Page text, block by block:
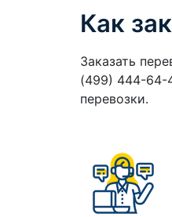
Как
Заказать
(499) 444-64-
перевозки.